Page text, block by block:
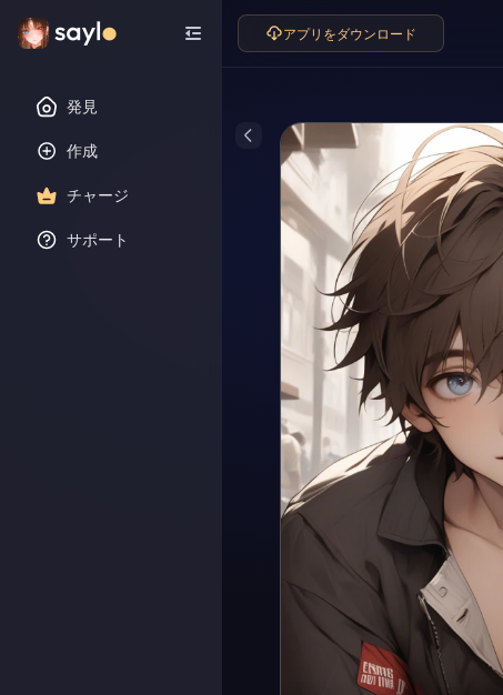
発見
作成
チャージ
サポート
アプリをダウンロード